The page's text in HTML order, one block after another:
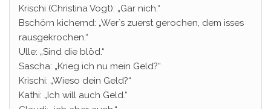
Krischi (Christina Vogt): „Gar nich.“
Bschörn kichernd: „Wer`s zuerst gerochen, dem isses
rausgekrochen.“
Ulle: „Sind die blöd.“
Sascha: „Krieg ich nu mein Geld?“
Krischi: „Wieso dein Geld?“
Kathi: „Ich will auch Geld.“